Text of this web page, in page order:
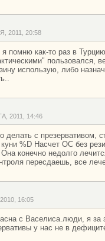
2011, 20:58
помню как-то раз в
пользовался,
использую, либо
2011, 14:46
делать с презервативом,
%D Насчет ОС без
конечно недолго
пересдаешь, все
16:05
с Васелиса.люди, я за
у нас не в